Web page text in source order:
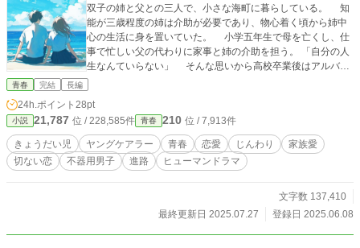
双子の姉と父との三人で、小さな海町に暮らしている。 知
能が三歳程度の姉は介助が必要であり、物心着く頃から姉中
心の生活に身を置いていた。 小学五年生で母を亡くし、仕
事で忙しい父の代わりに家事と姉の介助を担う。 「自分の人
生なんていらない」 そんな思いから高校卒業後はアルバイ
トと姉の世話をすると決め、教師より自分の人生を生きるよ
な高校三年生の夏。未咲が目を離している間に、姉が行方不
明になってしまう。衝動性が強い姉は交通事故や水難事故に
遭う危険があり、一刻を争う事態となる。 「もう家族を失い
たくない」 張り裂けそうな思いで、姉の行方を追う。 そ
れをキッカケに出会ったのは高校のクラスメイトである、五
が毒舌でありクラスより浮いた存在だった。 しかし男性が
苦手な姉は、健太に心を許している。 健太の提案から、三
青春 完結 長編
24h.ポイント 28pt
小説 21,787 位 / 228,585件 青春 210 位 / 7,913件
きょうだい児 ヤングケアラー 青春 恋愛 じんわり
家族愛
切ない恋
不器用男子 進路 ヒューマンドラマ
文字数 137,410
最終更新日 2025.07.27
登録日 2025.06.08